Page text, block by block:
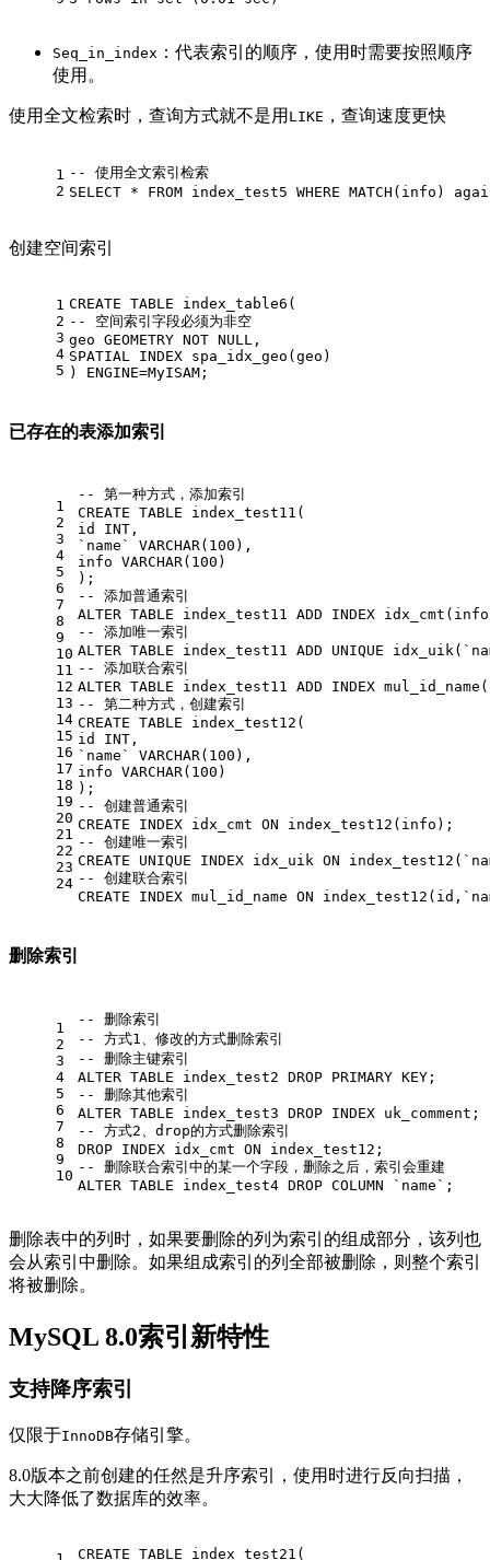
Seq_in_index ：代表索引的顺序，使用时需要按照顺序
使用。
使用全文检索时，查询方式就不是用 LIKE ，查询速度更快
1
2
-- 使用全文索引检索
SELECT * FROM index_test5 WHERE MATCH (info)
创建空间索引
1
2
3
4
5
CREATE TABLE index_table6(
-- 空间索引字段必须为非空
geo GEOMETRY NOT NULL ,
SPATIAL INDEX spa_idx_geo(geo)
) ENGINE=MyISAM;
已存在的表添加索引
1
2
3
4
5
6
7
8
9
10
11
12
13
14
15
16
17
18
19
20
21
22
23
24
-- 第一种方式，添加索引
CREATE TABLE index_test11(
id INT ,
`name` VARCHAR( 100 ),
info VARCHAR( 100 )
);
-- 添加普通索引
ALTER TABLE index_test11 ADD INDEX
-- 添加唯一索引
ALTER TABLE index_test11 ADD UNIQUE
-- 添加联合索引
ALTER TABLE index_test11 ADD INDEX
-- 第二种方式，创建索引
CREATE TABLE index_test12(
id INT ,
`name` VARCHAR( 100 ),
info VARCHAR( 100 )
);
-- 创建普通索引
CREATE INDEX idx_cmt ON index_test12(info);
-- 创建唯一索引
CREATE
UNIQUE INDEX idx_uik ON
-- 创建联合索引
CREATE INDEX mul_id_name ON
删除索引
1
2
3
4
5
6
7
8
9
10
-- 删除索引
-- 方式1、修改的方式删除索引
-- 删除主键索引
ALTER TABLE index_test2 DROP PRIMARY KEY;
-- 删除其他索引
ALTER TABLE index_test3 DROP INDEX uk_comment;
-- 方式2、drop的方式删除索引
DROP INDEX idx_cmt ON index_test12;
-- 删除联合索引中的某一个字段，删除之后，索引会重建
ALTER TABLE index_test4 DROP COLUMN `name`;
删除表中的列时，如果要删除的列为索引的组成部分，该列也
会从索引中删除。如果组成索引的列全部被删除，则整个索引
将被删除。
MySQL 8.0索引新特性
支持降序索引
仅限于InnoDB存储引擎。
8.0版本之前创建的任然是升序索引，使用时进行反向扫描，
大大降低了数据库的效率。
CREATE TABLE index_test21(